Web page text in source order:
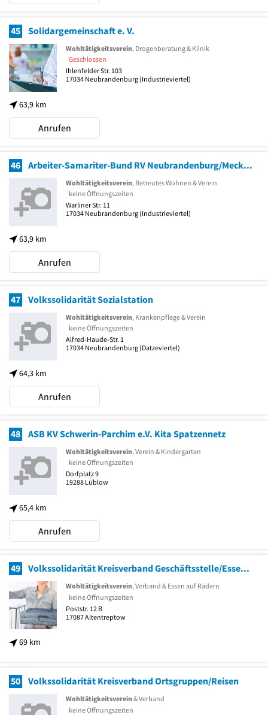
45 Solidargemeinschaft e. V.
63,9 km
Wohltätigkeitsverein, Drogenberatung & Klinik
Geschlossen
Ihlenfelder Str. 103
17034 Neubrandenburg (Industrieviertel)
Anrufen
46 Arbeiter-Samariter-Bund RV Neubrandenburg/Mecklenburg-Strelitz Betreutes Wohnen
63,9 km
Wohltätigkeitsverein, Betreutes Wohnen & Verein
keine Öffnungszeiten
Warliner Str. 11
17034 Neubrandenburg (Industrieviertel)
Anrufen
47 Volkssolidarität Sozialstation
64,3 km
Wohltätigkeitsverein, Krankenpflege & Verein
keine Öffnungszeiten
Alfred-Haude-Str. 1
17034 Neubrandenburg (Datzeviertel)
Anrufen
48 ASB KV Schwerin-Parchim e.V. Kita Spatzennetz
65,4 km
Wohltätigkeitsverein, Verein & Kindergarten
keine Öffnungszeiten
Dorfplatz 9
19288 Lüblow
Anrufen
49 Volkssolidarität Kreisverband Geschäftsstelle/Essen auf Rädern
69 km
Wohltätigkeitsverein, Verband & Essen auf Rädern
keine Öffnungszeiten
Poststr. 12 B
17087Altentreptow
50 Volkssolidarität Kreisverband Ortsgruppen/Reisen
Wohltätigkeitsverein & Verband
keine Öffnungszeiten